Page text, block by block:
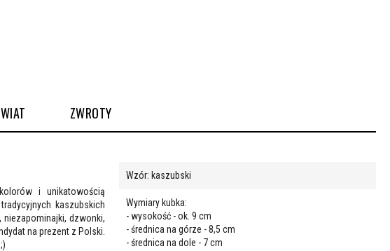
ZWROTY
i unikatowością
kaszubskich
dzwonki,
na prezent z Polski.
Wzór: kaszubski
Wymiary kubka:
- wysokość - ok. 9 cm
- średnica na górze - 8,5 cm
- średnica na dole - 7 cm